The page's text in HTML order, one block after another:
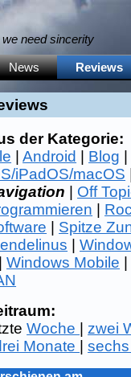
need sincerity
News Reviews
der Kategorie:
|Android Blog
iPadOS/macOS
Off
Spitze
|
|Windows Mobile
Woche
zwei
Monate |